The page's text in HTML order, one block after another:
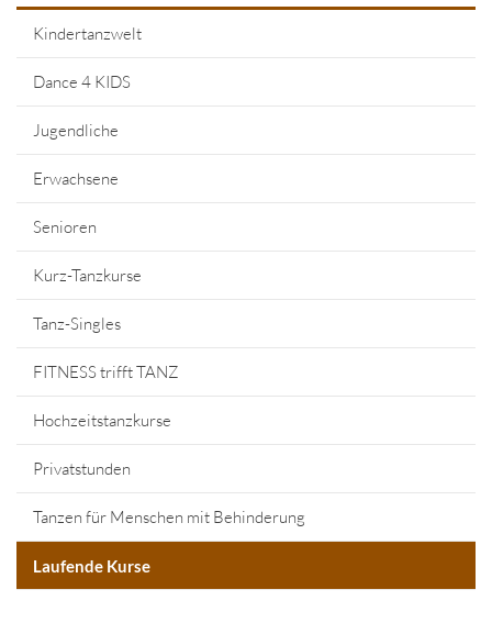
Kindertanzwelt
Dance 4 KIDS
Jugendliche
Erwachsene
Senioren
Kurz-Tanzkurse
Tanz-Singles
FITNESS trifft TANZ
Hochzeitstanzkurse
Privatstunden
Tanzen für Menschen mit Behinderung
Laufende Kurse